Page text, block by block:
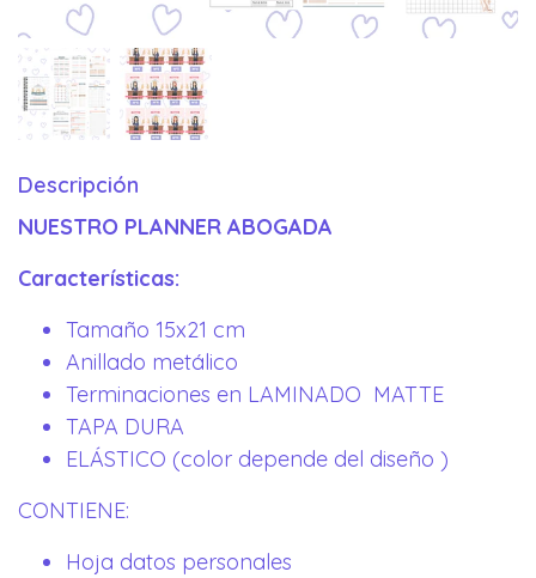
Descripción
NUESTRO PLANNER ABOGADA
Características:
Tamaño 15x21 cm
Anillado metálico
Terminaciones en LAMINADO MATTE
TAPA DURA
ELÁSTICO (color depende del diseño )
CONTIENE:
Hoja datos personales